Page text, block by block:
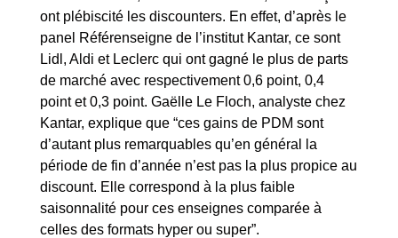
ont plébiscité les discounters. En effet, d’après le
panel Référenseigne de l’institut Kantar, ce sont
Lidl, Aldi et Leclerc qui ont gagné le plus de parts
de marché avec respectivement 0,6 point, 0,4
point et 0,3 point. Gaëlle Le Floch, analyste chez
Kantar, explique que “ces gains de PDM sont
d’autant plus remarquables qu’en général la
période de fin d’année n’est pas la plus propice au
discount. Elle correspond à la plus faible
saisonnalité pour ces enseignes comparée à
celles des formats hyper ou super”.